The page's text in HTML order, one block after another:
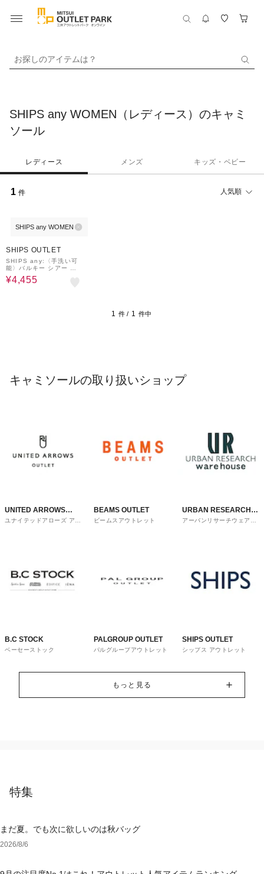
お探しのアイテムは？
SHIPS any WOMEN（レディース）のキャミ
ソール
レディース メンズ キッズ・ベビー
1 件 人気順
SHIPS any WOMEN
SHIPS OUTLET
SHIPS any:〈手洗い可
能〉バルキー シアー フ
レア ニット キャミソー
ル
¥4,455
1 件 / 1 件中
キャミソールの取り扱いショップ
UNITED ARROWS
OUTLET
ユナイテッドアローズ アウ
BEAMS OUTLET
ビームスアウトレット
URBAN RESEARCH
ware house
アーバンリサーチウェアハ
B.C STOCK
ベーセーストック
PALGROUP OUTLET
パルグループアウトレット
SHIPS OUTLET
シップス アウトレット
もっと見る
特集
まだ夏。でも次に欲しいのは秋バッグ
2026/8/6